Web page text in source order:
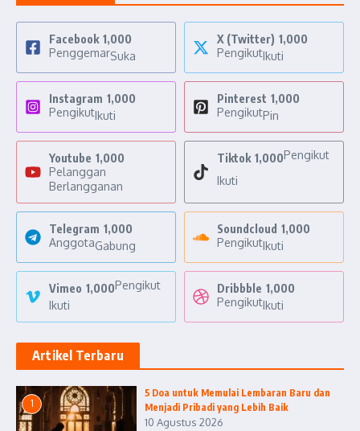
Facebook 1,000
PenggemarSuka
X (Twitter) 1,000
PengikutIkuti
Instagram 1,000
PengikutIkuti
Pinterest 1,000
PengikutPin
Youtube 1,000
Pelanggan
Berlangganan
Tiktok 1,000Pengikut
Ikuti
Telegram 1,000
AnggotaGabung
Soundcloud 1,000
PengikutIkuti
Vimeo 1,000Pengikut
Ikuti
Dribbble 1,000
PengikutIkuti
Artikel Terbaru
1
5 Doa untuk Memulai Lembaran Baru dan
Menjadi Pribadi yang Lebih Baik
10 Agustus 2026